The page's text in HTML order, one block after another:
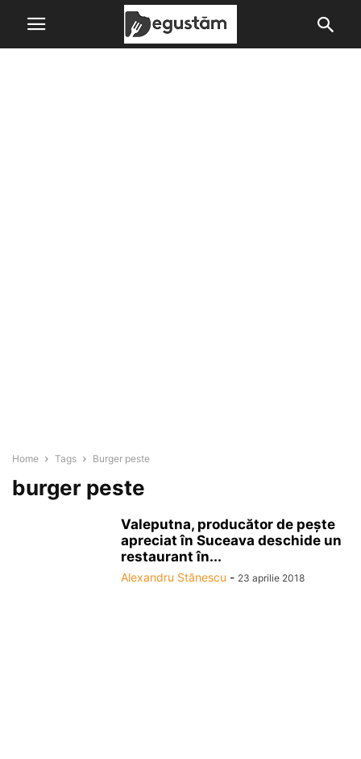
Home Tags Burger peste
burger peste
Valeputna, producător de peşte
apreciat în Suceava deschide un
restaurant în...
Alexandru Stănescu - 23 aprilie 2018